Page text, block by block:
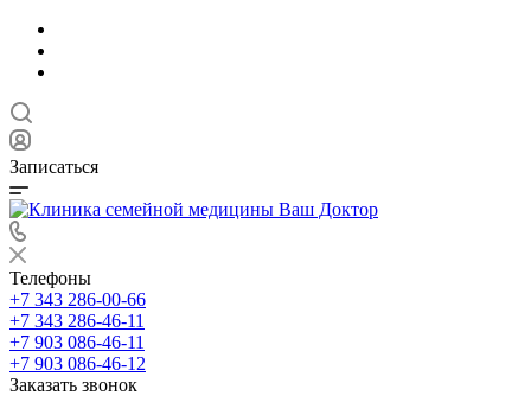
Записаться
Телефоны
+7 343 286-00-66
+7 343 286-46-11
+7 903 086-46-11
+7 903 086-46-12
Заказать звонок